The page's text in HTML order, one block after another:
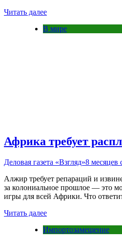
Читать далее
В мире
Африка требует
Деловая газета «Взгляд»8 месяцев
Алжир требует репараций и
за колониальное прошлое — это
игры для всей Африки. Что
Читать далее
Импортозамещение